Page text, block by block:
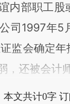
内部职工
司1997年
监会确定
，还被会计
本文共计0字